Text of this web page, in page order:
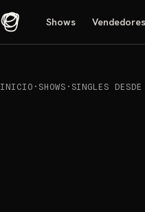
Shows Vendedores
INICIO · SHOWS · SINGLES